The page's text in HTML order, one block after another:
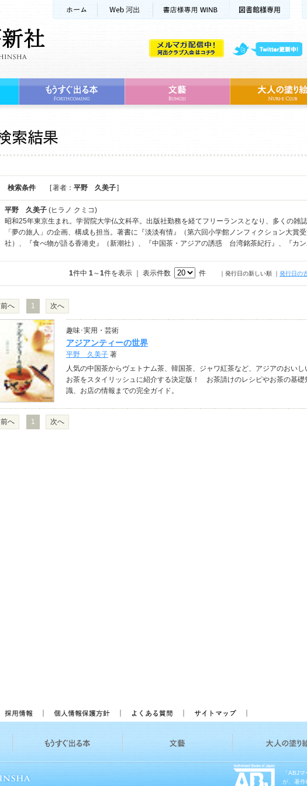
検索条件 [ 著者： 平野 久美子]
平野 久美子 (ヒラノ クミコ)
昭和25年東京生まれ。学習院大学仏文科卒。出版社勤務を経てフリーランスとなり、多くの雑
「夢の旅人」の企画、構成も担当。著書に『淡淡有情』（第六回小学館ノンフィクション大賞
社）、『食べ物が語る香港史』（新潮社）、『中国茶・アジアの誘惑 台湾銘茶紀行』、『カン
1件中 1～1件を表示 ｜ 表示件数 件 ｜発行日の新しい順 ｜ 発行日の
前へ 1 次へ
趣味･実用・芸術
アジアンティーの世界
平野 久美子 著
人気の中国茶からヴェトナム茶、韓国茶、ジャワ紅茶など、アジアのおいし
お茶をスタイリッシュに紹介する決定版！ お茶請けのレシピやお茶の基礎
識、お店の情報までの完全ガイド。
前へ 1 次へ
「ABJ
が、著